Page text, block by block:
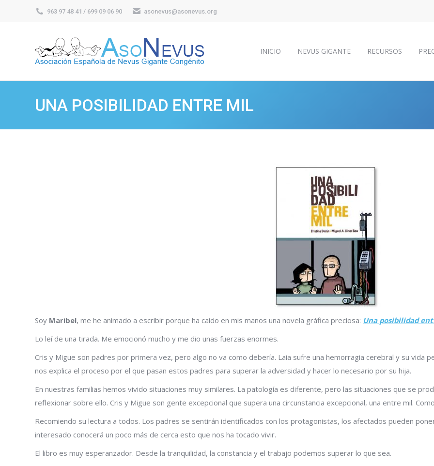
963 97 48 41 / 699 09 06 90 asonevus@asonevus.org
INICIO NEVUS GIGANTE RECURSOS
UNA POSIBILIDAD ENTRE MIL
Soy Maribel, me he animado a escribir porque ha caído en mis manos una novela gráfica preciosa: Una posibilidad
Lo leí de una tirada. Me emocionó mucho y me dio unas fuerzas enormes.
Cris y Migue son padres por primera vez, pero algo no va como debería. Laia sufre una hemorragia cerebral y su vida
nos explica el proceso por el que pasan estos padres para superar la adversidad y hacer lo necesario por su hija.
En nuestras familias hemos vivido situaciones muy similares. La patología es diferente, pero las situaciones que se
reflexionar sobre ello. Cris y Migue son gente excepcional que supera una circunstancia excepcional, una entre mil.
Recomiendo su lectura a todos. Los padres se sentirán identificados con los protagonistas, los afectados pueden
interesado conocerá un poco más de cerca esto que nos ha tocado vivir.
El libro es muy esperanzador. Desde la tranquilidad, la constancia y el trabajo podemos superar lo que sea.